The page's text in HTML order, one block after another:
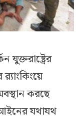
যুক্তরাষ্ট্রের
করছে
যথাযথ